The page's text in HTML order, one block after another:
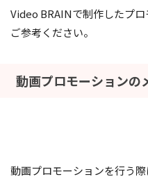
Video BRAINで制作したプ
ご参考ください。
動画プロモーションの
動画プロモーションを行う